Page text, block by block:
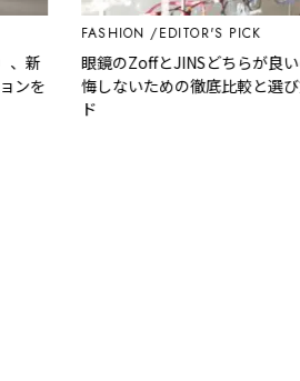
FASHION EDITOR'S PICK
眼鏡のZoffとJINSどちらが良いの？後
悔しないための徹底比較と選び方ガイ